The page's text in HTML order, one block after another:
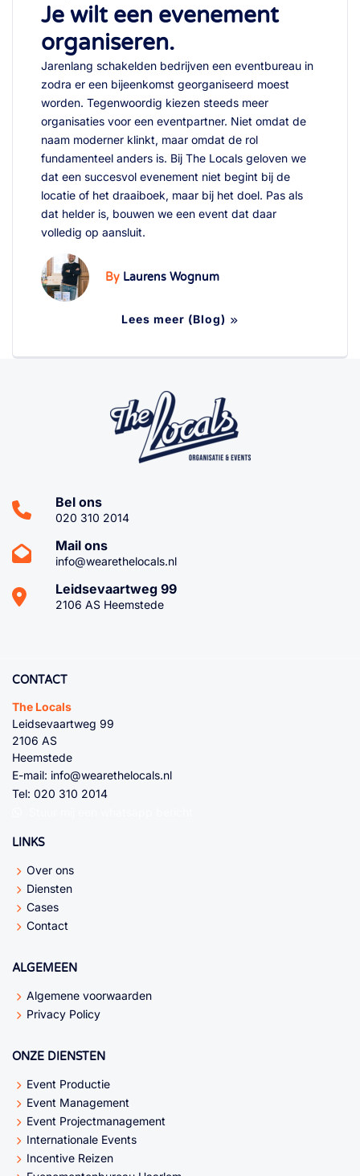
Je wilt een evenement
organiseren.
Jarenlang schakelden bedrijven een eventbureau in
zodra er een bijeenkomst georganiseerd moest
worden. Tegenwoordig kiezen steeds meer
organisaties voor een eventpartner. Niet omdat de
naam moderner klinkt, maar omdat de rol
fundamenteel anders is. Bij The Locals geloven we
dat een succesvol evenement niet begint bij de
locatie of het draaiboek, maar bij het doel. Pas als
dat helder is, bouwen we een event dat daar
volledig op aansluit.
Lees meer (Blog)
By Laurens Wognum
Bel ons
020 310 2014
Mail ons
info@wearethelocals.nl
Leidsevaartweg 99
2106 AS Heemstede
CONTACT
The Locals
Leidsevaartweg 99
2106 AS
Heemstede
E-mail: info@wearethelocals.nl
Tel: 020 310 2014
LINKS
Over ons
Diensten
Cases
Contact
ALGEMEEN
Algemene voorwaarden
Privacy Policy
ONZE DIENSTEN
Event Productie
Event Management
Event Projectmanagement
Internationale Events
Incentive Reizen